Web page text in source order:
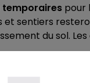
temporaires pour
sentiers
du sol.